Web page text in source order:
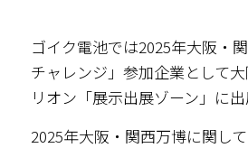
ゴイク電池では2025年大阪・
チャレンジ」参加企業として
リオン「展示出展ゾーン」に出
2025年大阪・関西万博に関し